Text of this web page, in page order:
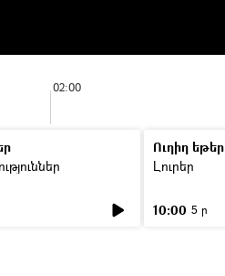
02:00
Ուղիղ եթեր
Լուրեր
10:00 5 ր